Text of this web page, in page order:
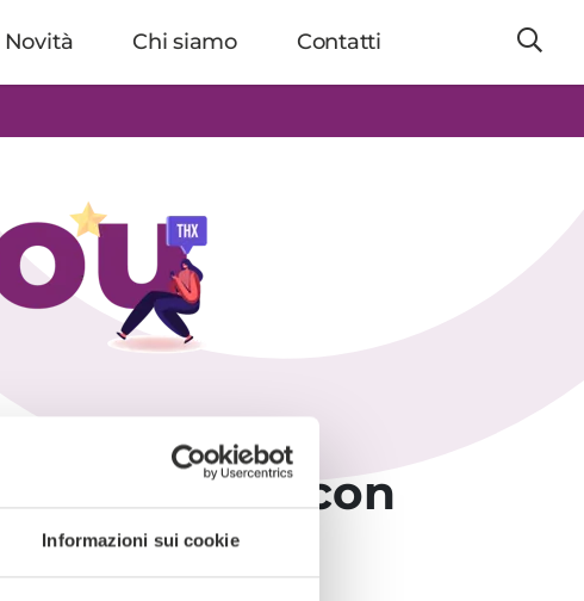
Informazioni sui cookie
Novità Chi siamo Contatti
completata con